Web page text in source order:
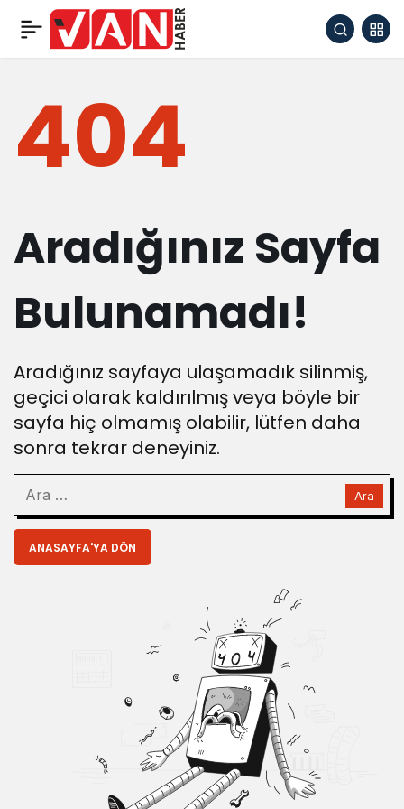
404
Aradığınız Sayfa
Bulunamadı!
Aradığınız sayfaya ulaşamadık silinmiş,
geçici olarak kaldırılmış veya böyle bir
sayfa hiç olmamış olabilir, lütfen daha
sonra tekrar deneyiniz.
ANASAYFA'YA DÖN